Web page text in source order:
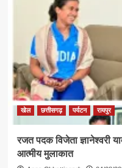
खेल छत्तीसगढ़ पर्यटन रायपुर
रजत पदक विजेता ज्ञानेश्वरी
आत्मीय मुलाकात